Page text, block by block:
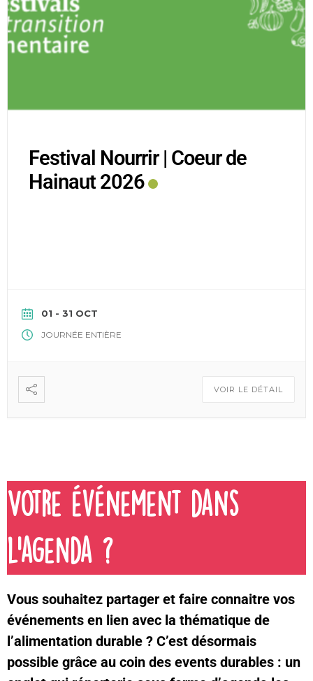
Festival Nourrir | Coeur de
Hainaut 2026
01 - 31 OCT
JOURNÉE ENTIÈRE
VOIR LE DÉTAIL
Votre événement dans
l'agenda ?
Vous souhaitez partager et faire connaitre vos
événements en lien avec la thématique de
l’alimentation durable ? C’est désormais
possible grâce au coin des events durables : un